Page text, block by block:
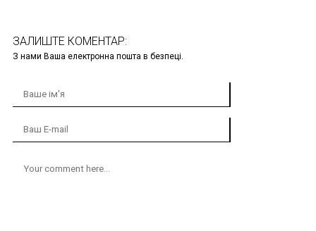
ЗАЛИШТЕ КОМЕНТАР:
З нами Ваша електронна пошта в безпеці.